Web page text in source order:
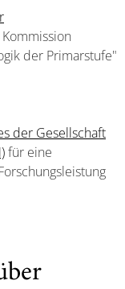
der Primarstufe"
der Gesellschaft
für eine